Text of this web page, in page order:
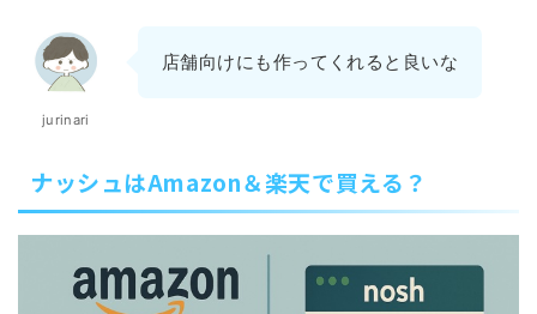
jurinari
店舗向けにも作ってくれると良いな
ナッシュはAmazon＆楽天で買える？